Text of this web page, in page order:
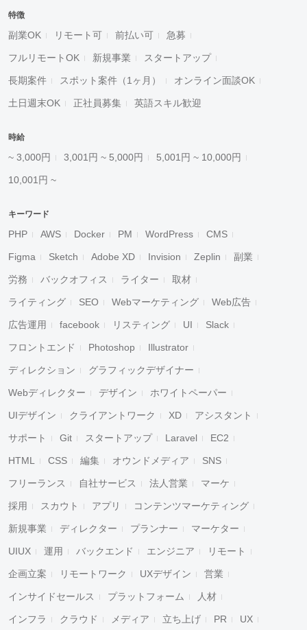
特徴
副業OK リモート可 前払い可 急募
フルリモートOK 新規事業 スタートアップ
長期案件 スポット案件（1ヶ月） オンライン面談OK
土日週末OK 正社員募集 英語スキル歓迎
時給
~ 3,000円 3,001円 ~ 5,000円 5,001円 ~ 10,000円
10,001円 ~
キーワード
PHP AWS Docker PM WordPress CMS
Figma Sketch Adobe XD Invision Zeplin 副業
労務 バックオフィス ライター 取材
ライティング SEO Webマーケティング Web広告
広告運用 facebook リスティング UI Slack
フロントエンド Photoshop Illustrator
ディレクション グラフィックデザイナー
Webディレクター デザイン ホワイトペーパー
UIデザイン クライアントワーク XD アシスタント
サポート Git スタートアップ Laravel EC2
HTML CSS 編集 オウンドメディア SNS
フリーランス 自社サービス 法人営業 マーケ
採用 スカウト アプリ コンテンツマーケティング
新規事業 ディレクター プランナー マーケター
UIUX 運用 バックエンド エンジニア リモート
企画立案 リモートワーク UXデザイン 営業
インサイドセールス プラットフォーム 人材
インフラ クラウド メディア 立ち上げ PR UX